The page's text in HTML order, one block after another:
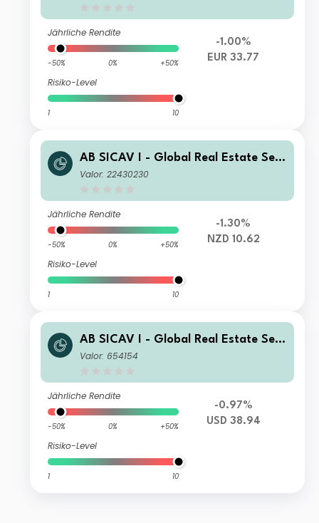
Jährliche Rendite
-50% 0% +50%
Risiko-Level
1 10
-1.00%
EUR 33.77
AB SICAV I - Global Real Estate Sec
urities Portfolio AD NZD H Inc
Valor: 22430230
Jährliche Rendite
-50% 0% +50%
Risiko-Level
1 10
-1.30%
NZD 10.62
AB SICAV I - Global Real Estate Sec
urities Portfolio I Acc
Valor: 654154
Jährliche Rendite
-50% 0% +50%
Risiko-Level
1 10
-0.97%
USD 38.94